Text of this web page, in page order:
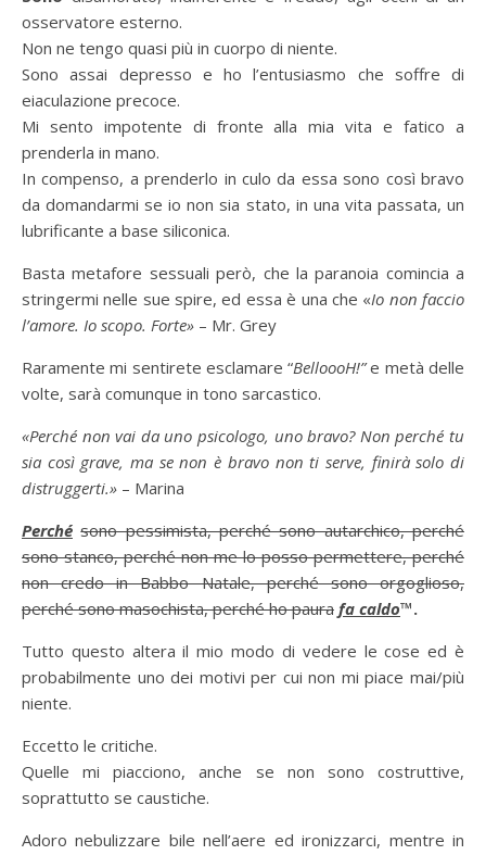
osservatore esterno.
Non ne tengo quasi più in cuorpo di niente.
Sono assai depresso e ho l’entusiasmo che soffre di
eiaculazione precoce.
Mi sento impotente di fronte alla mia vita e fatico a
prenderla in mano.
In compenso, a prenderlo in culo da essa sono così bravo
da domandarmi se io non sia stato, in una vita passata, un
lubrificante a base siliconica.
Basta metafore sessuali però, che la paranoia comincia a
stringermi nelle sue spire, ed essa è una che «Io non faccio
l’amore. Io scopo. Forte» – Mr. Grey
Raramente mi sentirete esclamare “BelloooH!”e metà delle
volte, sarà comunque in tono sarcastico.
«Perché non vai da uno psicologo, uno bravo? Non perché tu
sia così grave, ma se non è bravo non ti serve, finirà solo di
distruggerti.» – Marina
Perché sono pessimista, perché sono autarchico, perché
sono stanco, perché non me lo posso permettere, perché
non credo in Babbo Natale, perché sono orgoglioso,
perché sono masochista, perché ho paura fa caldo™.
Tutto questo altera il mio modo di vedere le cose ed è
probabilmente uno dei motivi per cui non mi piace mai/più
niente.
Eccetto le critiche.
Quelle mi piacciono, anche se non sono costruttive,
soprattutto se caustiche.
Adoro nebulizzare bile nell’aere ed ironizzarci, mentre in